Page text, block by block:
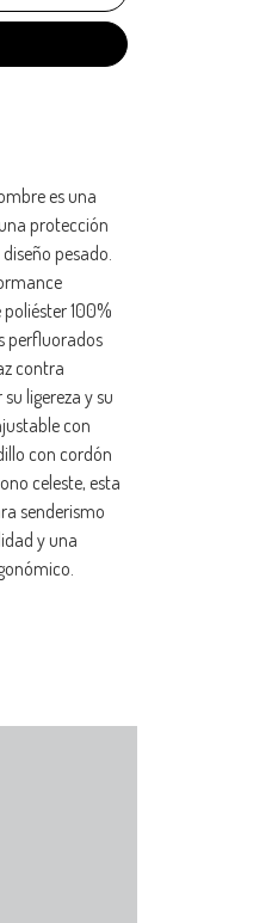
es una
protección
pesado.
100%
perfluorados
contra
ligereza y su
con
con cordón
celeste, esta
senderismo
y una